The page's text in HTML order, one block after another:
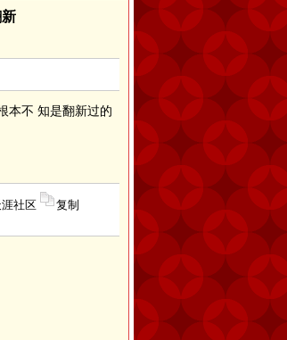
本不 知是翻新过的
涯社区 复制